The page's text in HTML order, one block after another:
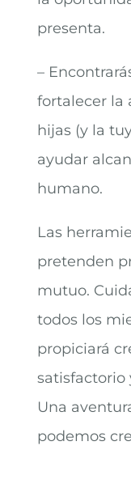
presenta.
–
fortalecer la
hijas (y la
ayudar
humano.
Las
pretenden
mutuo.
todos los
propiciará
satisfactorio
Una
podemos